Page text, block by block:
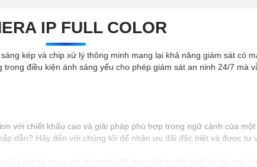
IP FULL COLOR
kép và chip xử lý thông minh mang lại khả năng giám sát có
điều kiện ánh sáng yếu cho phép giám sát an ninh 24/7 mà
với chiết khấu cao và giải pháp phù hợp trong ngữ cảnh của
dẫn? Hãy đến với chúng tôi để nhận ưu đãi đặc biệt và được tư